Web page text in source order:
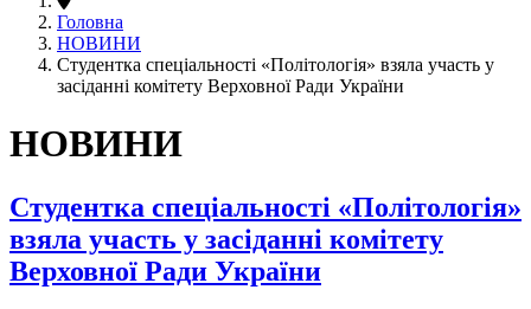
Головна
НОВИНИ
Студентка спеціальності «Політологія» взяла участь у
засіданні комітету Верховної Ради України
НОВИНИ
Студентка спеціальності «Політологія»
взяла участь у засіданні комітету
Верховної Ради України